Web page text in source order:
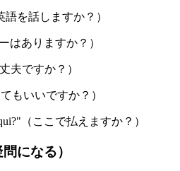
語を話しますか？）
はありますか？）
夫ですか？）
もいいですか？）
（ここで払えますか？）
になる）